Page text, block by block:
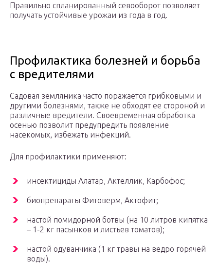
Правильно спланированный севооборот позволяет
получать устойчивые урожаи из года в год.
Профилактика болезней и борьба
с вредителями
Садовая земляника часто поражается грибковыми и
другими болезнями, также не обходят ее стороной и
различные вредители. Своевременная обработка
осенью позволит предупредить появление
насекомых, избежать инфекций.
Для профилактики применяют:
инсектициды Алатар, Актеллик, Карбофос;
биопрепараты Фитоверм, Актофит;
настой помидорной ботвы (на 10 литров кипятка
– 1-2 кг пасынков и листьев томатов);
настой одуванчика (1 кг травы на ведро горячей
воды).